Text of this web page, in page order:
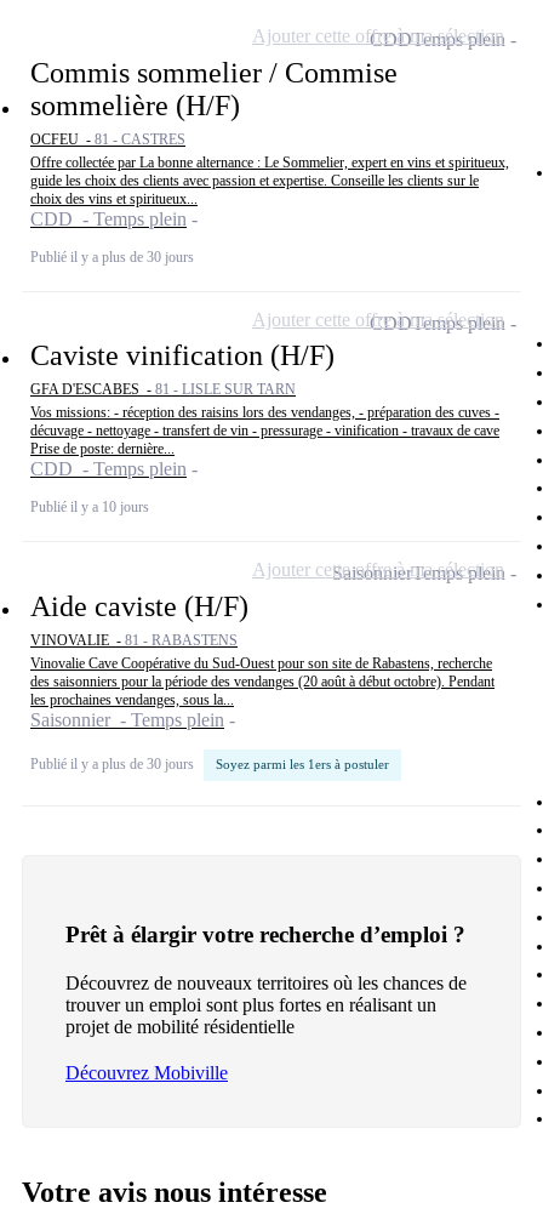
Commis sommelier / Commise
sommelière (H/F)
OCFEU - 81 - CASTRES
Offre collectée par La bonne alternance : Le Sommelier, expert en vins et spiritueux,
guide les choix des clients avec passion et expertise. Conseille les clients sur le
choix des vins et spiritueux...
CDD - Temps plein
Publié il y a plus de 30 jours
CDDTemps plein
Ajouter cette offre à ma sélection
Caviste vinification (H/F)
GFA D'ESCABES - 81 - LISLE SUR TARN
Vos missions: - réception des raisins lors des vendanges, - préparation des cuves -
décuvage - nettoyage - transfert de vin - pressurage - vinification - travaux de cave
Prise de poste: dernière...
CDD - Temps plein
Publié il y a 10 jours
CDDTemps plein
Ajouter cette offre à ma sélection
Aide caviste (H/F)
VINOVALIE - 81 - RABASTENS
Vinovalie Cave Coopérative du Sud-Ouest pour son site de Rabastens, recherche
des saisonniers pour la période des vendanges (20 août à début octobre). Pendant
les prochaines vendanges, sous la...
Saisonnier - Temps plein
Publié il y a plus de 30 jours Soyez parmi les 1ers à postuler
SaisonnierTemps plein
Ajouter cette offre à ma sélection
Prêt à élargir votre recherche d’emploi ?
Découvrez de nouveaux territoires où les chances de
trouver un emploi sont plus fortes en réalisant un
projet de mobilité résidentielle
Découvrez Mobiville
Votre avis nous intéresse